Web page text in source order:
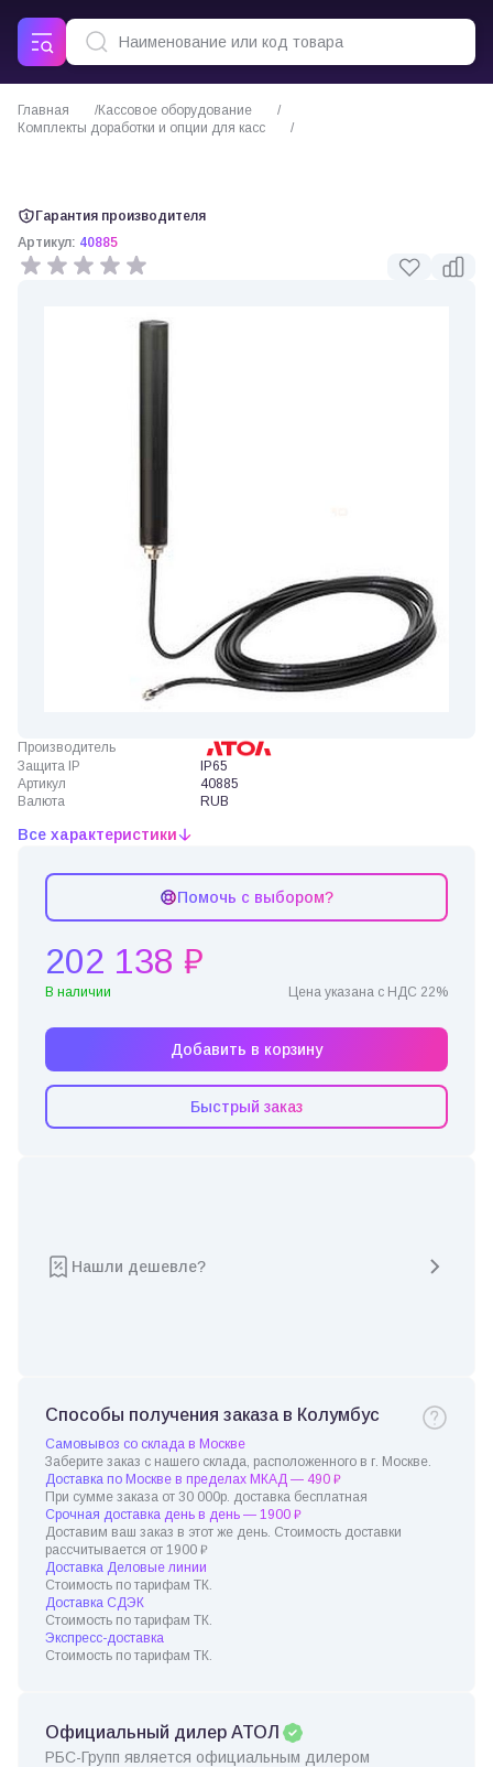
Главная
Кассовое оборудование
Комплекты доработки и опции для касс
Гарантия производителя
Артикул: 40885
Производитель
Защита IP
IP65
Артикул
40885
Валюта
RUB
Все характеристики
Помочь с выбором?
202 138 ₽
В наличии Цена указана с НДС 22%
Добавить в корзину
Быстрый заказ
Нашли дешевле?
Способы получения заказа в Колумбус
Самовывоз со склада в Москве
Заберите заказ с нашего склада, расположенного в г. Москве.
Доставка по Москве в пределах МКАД — 490 ₽
При сумме заказа от 30 000р. доставка бесплатная
Срочная доставка день в день — 1900 ₽
Доставим ваш заказ в этот же день. Стоимость доставки
рассчитывается от 1900 ₽
Доставка Деловые линии
Стоимость по тарифам ТК.
Доставка СДЭК
Стоимость по тарифам ТК.
Экспресс-доставка
Стоимость по тарифам ТК.
Официальный дилер АТОЛ
РБС-Групп является официальным дилером